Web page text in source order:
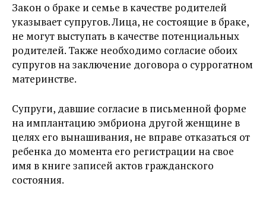
Закон о браке и семье в качестве родителей
указывает супругов. Лица, не состоящие в браке,
не могут выступать в качестве потенциальных
родителей. Также необходимо согласие обоих
супругов на заключение договора о суррогатном
материнстве.
Супруги, давшие согласие в письменной форме
на имплантацию эмбриона другой женщине в
целях его вынашивания, не вправе отказаться от
ребенка до момента его регистрации на свое
имя в книге записей актов гражданского
состояния.